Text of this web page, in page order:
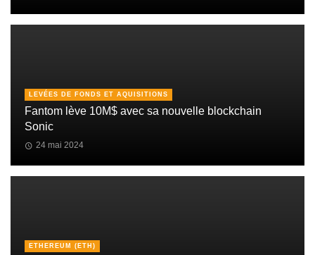
LEVÉES DE FONDS ET AQUISITIONS
Fantom lève 10M$ avec sa nouvelle blockchain
Sonic
24 mai 2024
ETHEREUM (ETH)